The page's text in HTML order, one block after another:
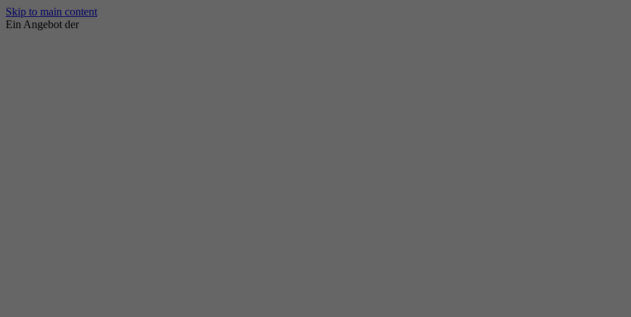
Skip to main content
Ein Angebot der